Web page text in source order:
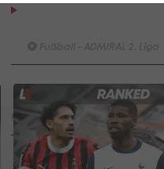
ADMIRAL 2.Liga: Torparade -
Alle Tore der 2.Runde
Fußball - ADMIRAL 2. Liga
Highlights: Nach frühem